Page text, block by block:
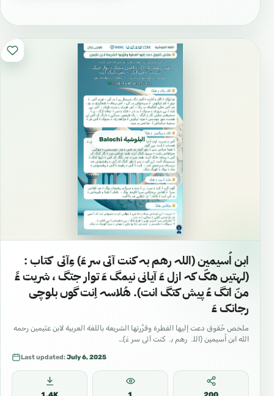
Balochi بلوچی البلوشية
ابن اُسیمین (اللہ رهم بہ کنت آئی سر ءَ) ءِآئی کتاب :
(لهتیں هکّ کہ ازل ءَ آیانی نیمگ ءَ توار جتگ ، شریت ءََ
منّ اتگ ءُ پیش کتگ انت). هُلاسہ اِنت گوں بلوچی
رجانک ءَ
ملخص حُقوق دعت إليها الفطرة وقرَّرتها الشريعة باللغة العربية لابن عثيمين رحمه
الله ابن اُسیمین (اللہ رهم بہ کنت آئی سر ءَ)…
Last updated:July 6, 2025